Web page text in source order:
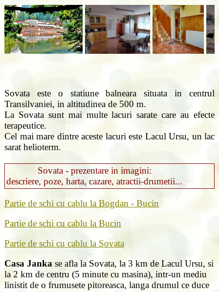
Sovata este o statiune balneara situata in centrul
Transilvaniei, in altitudinea de 500 m.
La Sovata sunt mai multe lacuri sarate care au efecte
terapeutice.
Cel mai mare dintre aceste lacuri este Lacul Ursu, un lac
sarat helioterm.
Sovata - prezentare in imagini:
descriere, poze, harta, cazare, atractii-drumetii...
Partie de schi cu cablu la Bogdan - Bucin
Partie de schi cu cablu la Bucin
Partie de schi cu cablu la Sovata
Casa Janka se afla la Sovata, la 3 km de Lacul Ursu, si
la 2 km de centru (5 minute cu masina), intr-un mediu
linistit de o frumusete pitoreasca, langa drumul ce duce